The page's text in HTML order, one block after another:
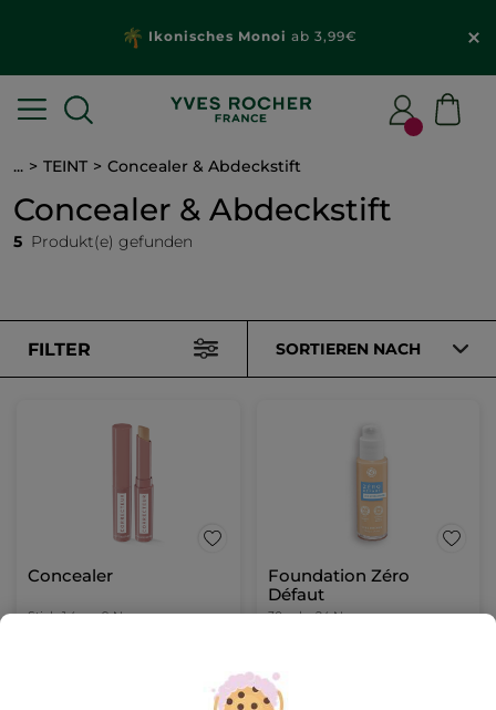
Ikonisches Monoi ab 3,99€
... TEINT Concealer & Abdeckstift
Concealer & Abdeckstift
5 Produkt(e) gefunden
FILTER SORTIEREN NACH
Concealer
Stick 1.4 g - 9 Nuancen
Foundation Zéro
Défaut
30 ml - 24 Nuancen
93,00€ / 100ml
27,90€